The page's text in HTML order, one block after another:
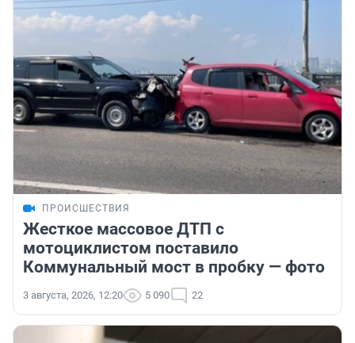
ПРОИСШЕСТВИЯ
Жесткое массовое ДТП с
мотоциклистом поставило
Коммунальный мост в пробку — фото
3 августа, 2026, 12:20 5 090 22